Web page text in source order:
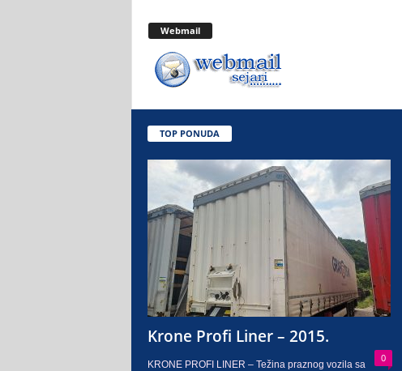
o
.
a
j
Webmail
TOP PONUDA
Krone Profi Liner – 2015.
0
KRONE PROFI LINER – Težina praznog vozila sa